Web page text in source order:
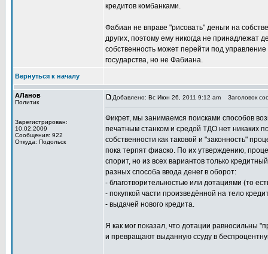
кредитов комбанками.
Фабиан не вправе "рисовать" деньги на
других, поэтому ему никогда не принадлежат
собственность может перейти под
государства, но не Фабиана.
Вернуться к началу
АЛанов
Политик
Зарегистрирован:
10.02.2009
Сообщения: 922
Откуда: Подольск
Добавлено: Вс Июн 26, 2011 9:12 am Заголовок
Фикрет, мы занимаемся поисками способов
печатным станком и средой ТДО нет никаких
собственности как таковой и "законность"
пока терпят фиаско. По их утверждению,
спорит, но из всех вариантов только
разных способа ввода денег в оборот:
- благотворительностью или дотациями (то
- покупкой части произведённой на тело
- выдачей нового кредита.
Я как мог показал, что дотации равносильны
и превращают выданную ссуду в